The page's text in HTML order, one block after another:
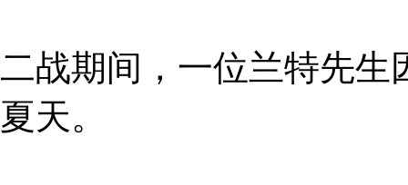
二战期间，一位兰特先生
夏天。